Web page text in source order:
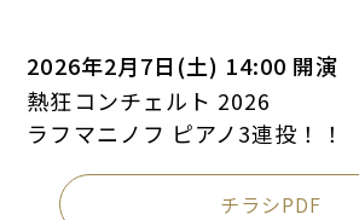
2026年2月7日(土) 14:00 開演
熱狂コンチェルト 2026
ラフマニノフ ピアノ3連投！！
チラシPDF